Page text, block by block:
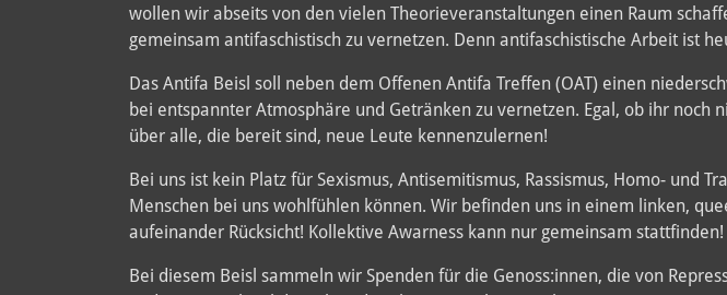
wollen wir abseits von den vielen Theorieveranstaltungen einen Raum
gemeinsam antifaschistisch zu vernetzen. Denn antifaschistische Arbeit ist
Das Antifa Beisl soll neben dem Offenen Antifa Treffen (OAT) einen
bei entspannter Atmosphäre und Getränken zu vernetzen. Egal, ob ihr
über alle, die bereit sind, neue Leute kennenzulernen!
Bei uns ist kein Platz für Sexismus, Antisemitismus, Rassismus, Homo- und
Menschen bei uns wohlfühlen können. Wir befinden uns in einem linken,
aufeinander Rücksicht! Kollektive Awarness kann nur gemeinsam stattfinden!
Bei diesem Beisl sammeln wir Spenden für die Genoss:innen, die von